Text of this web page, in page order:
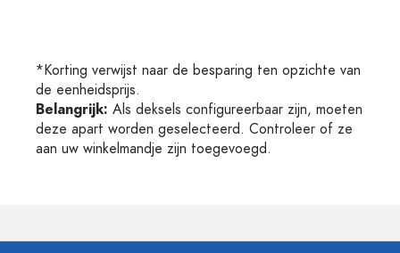
*Korting verwijst naar de besparing ten opzichte van
de eenheidsprijs.
Belangrijk: Als deksels configureerbaar zijn, moeten
deze apart worden geselecteerd. Controleer of ze
aan uw winkelmandje zijn toegevoegd.